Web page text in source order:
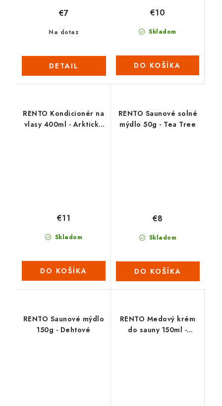
Na dotaz
€7
DETAIL
Skladom
€10
DO KOŠÍKA
RENTO Kondicionér na
vlasy 400ml - Arktická
Skladom
€11
DO KOŠÍKA
RENTO Saunové solné
mýdlo 50g - Tea Tree
Skladom
€8
DO KOŠÍKA
RENTO Saunové mýdlo
150g - Dehtové
RENTO Medový krém
do sauny 150ml -